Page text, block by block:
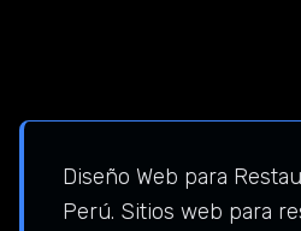
Diseño Web para
Perú. Sitios web para